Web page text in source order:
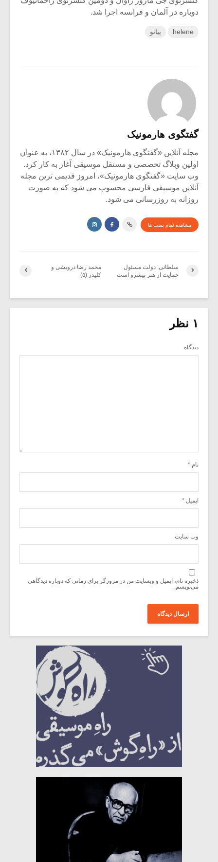
دوباره در آلمان و فرانسه اجرا شد.
helene پیانو
گفتگوی هارمونیک
مجله آنلاین «گفتگوی هارمونیک» در سال ۱۳۸۲، به عنوان
اولین وبلاگ تخصصی و مستقل موسیقی آغاز به کار کرد.
وب سایت «گفتگوی هارمونیک»، امروز قدیمی ترین مجله
آنلاین موسیقی فارسی محسوب می شود که به صورت
روزانه به روزرسانی می شود.
مشاهده تمام پست ها
محمد رضا درویشی و
کلیدر (۵)
سلطانی: دولت مسئول
حمایت از هنر پیشرو است
۱ نظر
دیدگاه
نام *
ایمیل *
وب‌ سایت
ذخیره نام، ایمیل و وبسایت من در مرورگر برای زمانی که دوباره دیدگاهی
می‌نویسم.